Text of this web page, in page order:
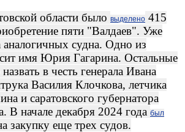
области было выделено 415
пяти "Валдаев". Уже
судна. Одно из
имя Юрия Гагарина. Остальные
в честь генерала Ивана
Василия Клочкова, летчика
и саратовского губернатора
В начале декабря 2024 года был
закупку еще трех судов.